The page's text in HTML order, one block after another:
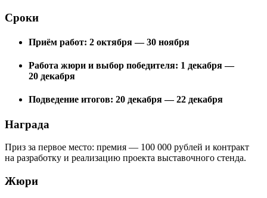
Сроки
Приём работ: 2 октября — 30 ноября
Работа жюри и выбор победителя: 1 декабря —
20 декабря
Подведение итогов: 20 декабря — 22 декабря
Награда
Приз за первое место: премия — 100 000 рублей и контракт
на разработку и реализацию проекта выставочного стенда.
Жюри